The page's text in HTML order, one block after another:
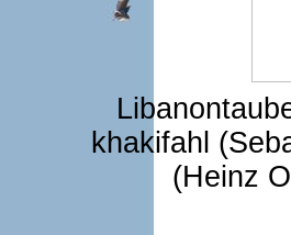
khakifahl
(Heinz